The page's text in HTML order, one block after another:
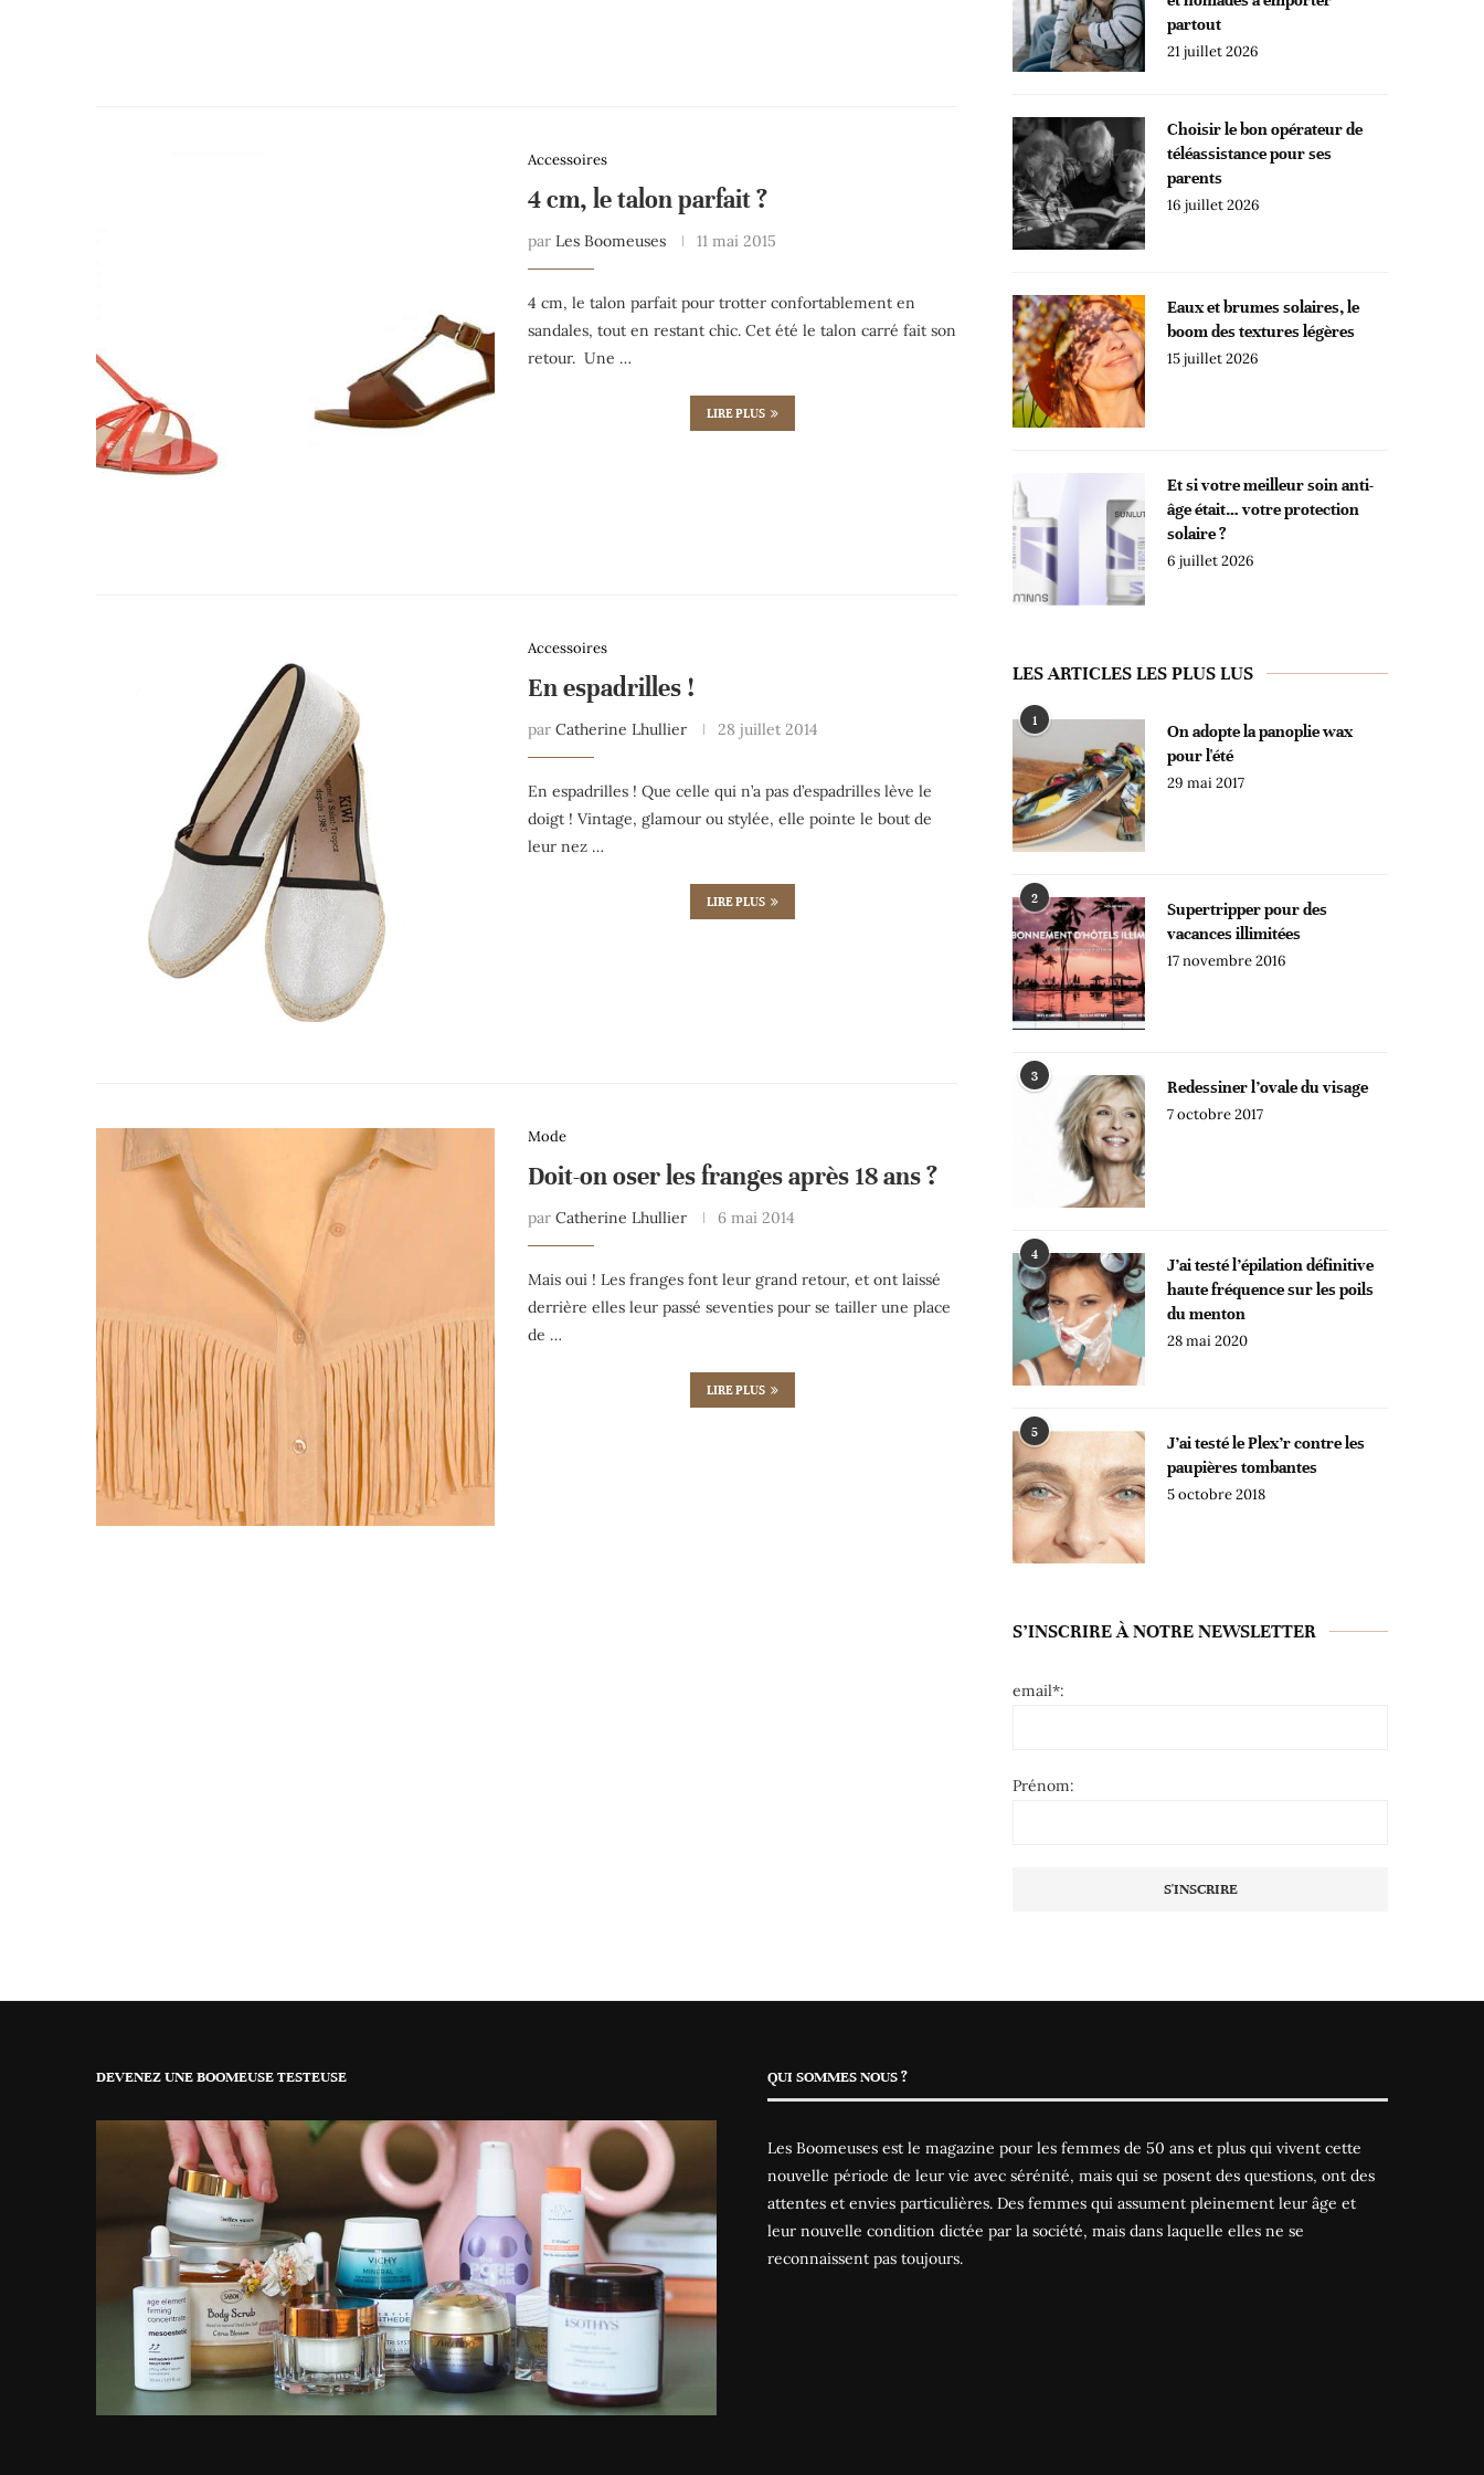
Accessoires
4 cm, le talon parfait ?
par Les Boomeuses 11 mai 2015
4 cm, le talon parfait pour trotter confortablement en
sandales, tout en restant chic. Cet été le talon carré fait son
retour. Une …
LIRE PLUS
Accessoires
En espadrilles !
par Catherine Lhullier 28 juillet 2014
En espadrilles ! Que celle qui n’a pas d’espadrilles lève le
doigt ! Vintage, glamour ou stylée, elle pointe le bout de
leur nez …
LIRE PLUS
Mode
Doit-on oser les franges après 18 ans ?
par Catherine Lhullier 6 mai 2014
Mais oui ! Les franges font leur grand retour, et ont laissé
derrière elles leur passé seventies pour se tailler une place
de …
LIRE PLUS
partout
21 juillet 2026
Choisir le bon opérateur de
téléassistance pour ses
parents
16 juillet 2026
Eaux et brumes solaires, le
boom des textures légères
15 juillet 2026
Et si votre meilleur soin anti-
âge était… votre protection
solaire ?
6 juillet 2026
LES ARTICLES LES PLUS LUS
1
On adopte la panoplie wax
pour l'été
29 mai 2017
2
Supertripper pour des
vacances illimitées
17 novembre 2016
3
Redessiner l’ovale du visage
7 octobre 2017
4
J’ai testé l’épilation définitive
haute fréquence sur les poils
du menton
28 mai 2020
5
J’ai testé le Plex’r contre les
paupières tombantes
5 octobre 2018
S’INSCRIRE À NOTRE NEWSLETTER
email*:
Prénom:
DEVENEZ UNE BOOMEUSE TESTEUSE QUI SOMMES NOUS ?
Les Boomeuses est le magazine pour les femmes de 50 ans et plus qui vivent cette
nouvelle période de leur vie avec sérénité, mais qui se posent des questions, ont des
attentes et envies particulières. Des femmes qui assument pleinement leur âge et
leur nouvelle condition dictée par la société, mais dans laquelle elles ne se
reconnaissent pas toujours.